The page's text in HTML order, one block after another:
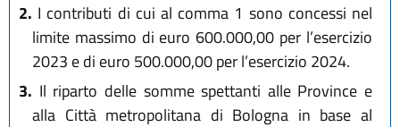
2. I contributi di cui al comma 1 sono concessi nel
limite massimo di euro 600.000,00 per l’esercizio
2023 e di euro 500.000,00 per l’esercizio 2024.
3. Il riparto delle somme spettanti alle Province e
alla Città metropolitana di Bologna in base al